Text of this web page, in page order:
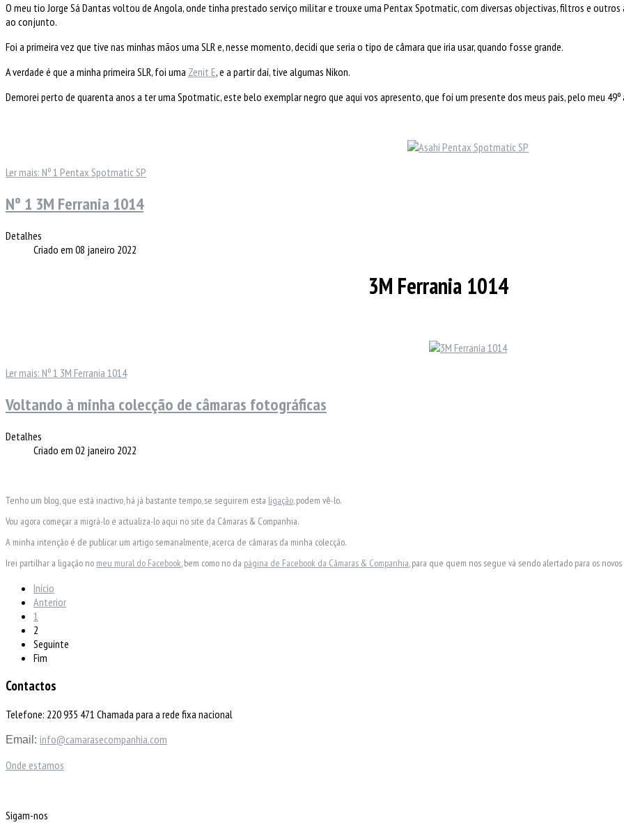
O meu tio Jorge Sá Dantas voltou de Angola, onde tinha prestado serviço militar e trouxe uma Pentax Spotmatic, com diversas objectivas, filtros e
ao conjunto.
Foi a primeira vez que tive nas minhas mãos uma SLR e, nesse momento, decidi que seria o tipo de câmara que iria usar, quando fosse grande.
A verdade é que a minha primeira SLR, foi uma Zenit E, e a partir daí, tive algumas Nikon.
Demorei perto de quarenta anos a ter uma Spotmatic, este belo exemplar negro que aqui vos apresento, que foi um presente dos meus pais, pelo meu 49º
Ler mais: Nº 1 Pentax Spotmatic SP
Nº 1 3M Ferrania 1014
Detalhes
Criado em 08 janeiro 2022
3M Ferrania 1014
Ler mais: Nº 1 3M Ferrania 1014
Voltando à minha colecção de câmaras fotográficas
Detalhes
Criado em 02 janeiro 2022
Tenho um blog, que está inactivo, há já bastante tempo, se seguirem esta ligação, podem vê-lo.
Vou agora começar a migrá-lo e actualiza-lo aqui no site da Câmaras & Companhia.
A minha intenção é de publicar um artigo semanalmente, acerca de câmaras da minha colecção.
Irei partilhar a ligação no meu mural do Facebook, bem como no da página de Facebook da Câmaras & Companhia, para que quem nos segue vá sendo alertado para os
Início
Anterior
1
2
Seguinte
Fim
Contactos
Telefone: 220 935 471 Chamada para a rede fixa nacional
Email: info@camarasecompanhia.com
Onde estamos
Sigam-nos